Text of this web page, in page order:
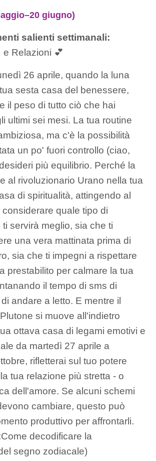
giugno)
salienti settimanali:
Relazioni 💕
26 aprile, quando la luna
sesta casa del benessere,
il peso di tutto ciò che hai
ultimi sei mesi. La tua routine
ma c'è la possibilità
un po' fuori controllo (ciao,
più equilibrio. Perché la
al rivoluzionario Urano nella tua
di spiritualità, attingendo al
quale tipo di
servirà meglio, sia che ti
una vera mattinata prima di
sia che ti impegni a rispettare
prestabilito per calmare la tua
il tempo di sms di
andare a letto. E mentre il
si muove all'indietro
ottava casa di legami emotivi e
da martedì 27 aprile a
rifletterai sul tuo potere
tua relazione più stretta - o
dell'amore. Se alcuni schemi
cambiare, questo può
produttivo per affrontarli.
decodificare la
segno zodiacale)